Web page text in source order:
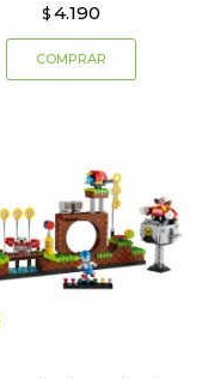
$ 4.190